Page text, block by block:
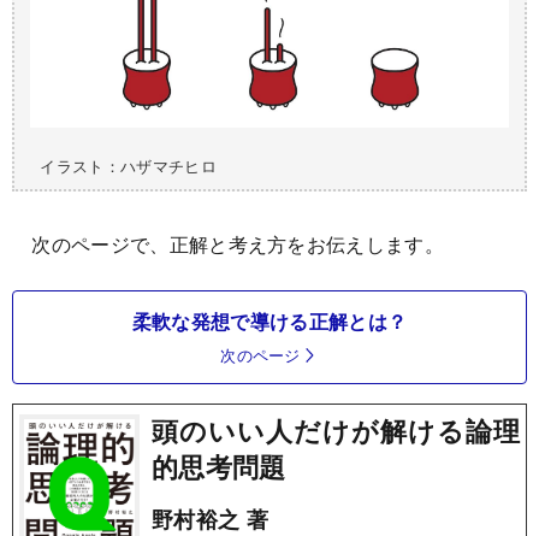
イラスト：ハザマチヒロ
次のページで、正解と考え方をお伝えします。
柔軟な発想で導ける正解とは？
次のページ
頭のいい人だけが解ける論理
的思考問題
野村裕之 著